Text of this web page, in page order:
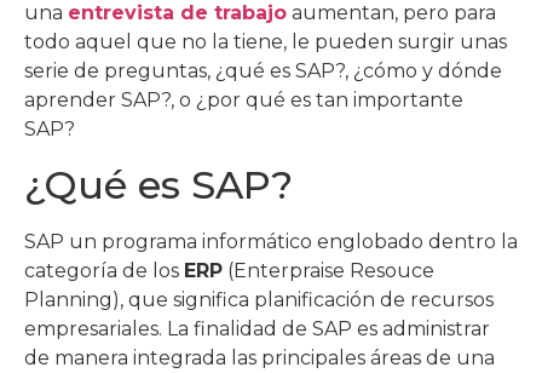
una entrevista de trabajo aumentan, pero para
todo aquel que no la tiene, le pueden surgir unas
serie de preguntas, ¿qué es SAP?, ¿cómo y dónde
aprender SAP?, o ¿por qué es tan importante
SAP?
¿Qué es SAP?
SAP un programa informático englobado dentro la
categoría de los ERP (Enterpraise Resouce
Planning), que significa planificación de recursos
empresariales. La finalidad de SAP es administrar
de manera integrada las principales áreas de una